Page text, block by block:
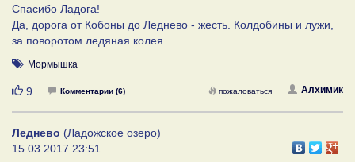
Спасибо Ладога!
Да, дорога от Кобоны до Леднево - жесть. Колдобины и лужи,
за поворотом ледяная колея.
Мормышка
Нравится
9 Комментарии (6) Алхимик
пожаловаться
Леднево (Ладожское озеро)
15.03.2017 23:51